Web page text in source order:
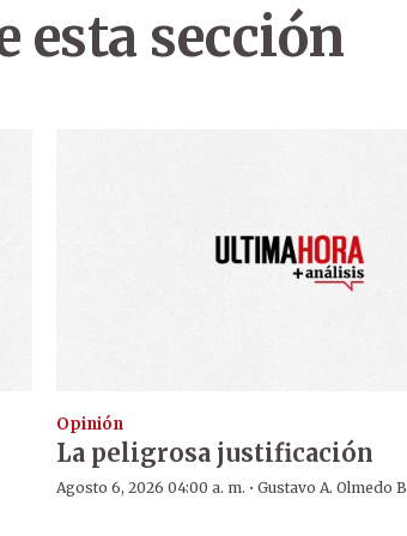
esta sección
Opinión
La peligrosa justificación
Agosto 6, 2026 04:00 a. m. ·Gustavo A. Olmedo B